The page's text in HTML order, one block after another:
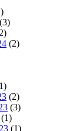
(3)
(2)
(2)
(3)
(1)
(1)